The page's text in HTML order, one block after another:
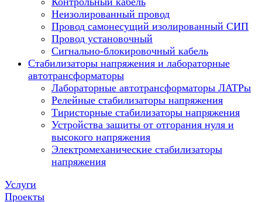
Неизолированный провод
Провод самонесущий изолированный СИП
Провод установочный
Сигнально-блокировочный кабель
Стабилизаторы напряжения и лабораторные
автотрансформаторы
Лабораторные автотрансформаторы ЛАТРы
Релейные стабилизаторы напряжения
Тиристорные стабилизаторы напряжения
Устройства защиты от отгорания нуля и
высокого напряжения
Электромеханические стабилизаторы
напряжения
Услуги
Проекты